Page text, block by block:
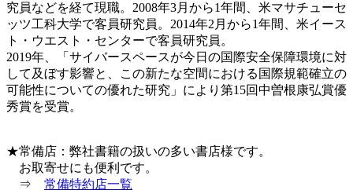
究員などを経て現職。2008年3月から1年間、米マサチューセ
ッツ工科大学で客員研究員。2014年2月から1年間、米イース
ト・ウエスト・センターで客員研究員。
2019年、「サイバースペースが今日の国際安全保障環境に対
して及ぼす影響と、この新たな空間における国際規範確立の
可能性についての優れた研究」により第15回中曽根康弘賞優
秀賞を受賞。
★常備店：弊社書籍の扱いの多い書店様です。
お取寄せにも便利です。
⇒ 常備特約店一覧